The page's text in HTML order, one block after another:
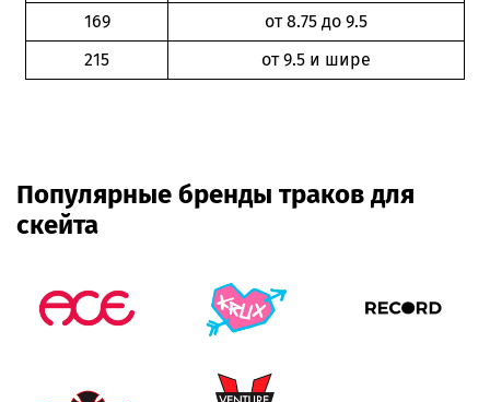
169
от 8.75 до 9.5
215
от 9.5 и шире
Популярные бренды траков для
скейта